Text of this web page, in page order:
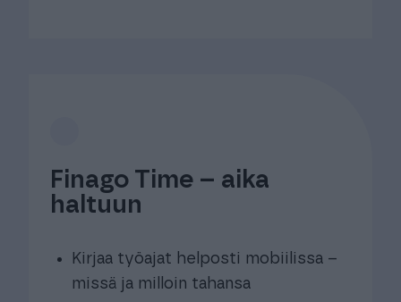
Finago Time – aika
haltuun
Kirjaa työajat helposti mobiilissa –
missä ja milloin tahansa​